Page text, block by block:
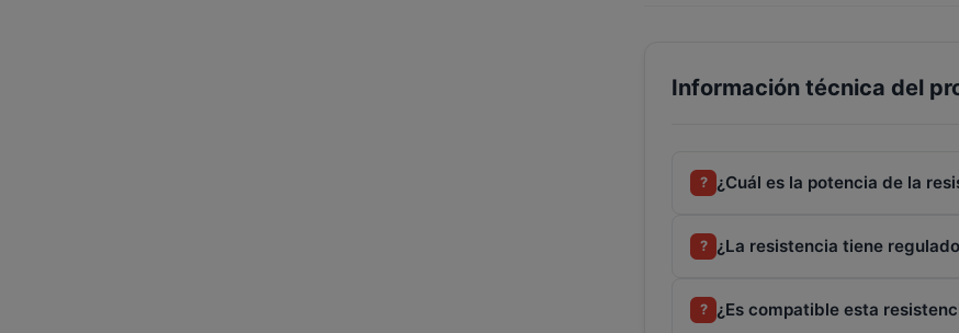
Información técnica del
? ¿Cuál es la potencia de la
? ¿La resistencia tiene
? ¿Es compatible esta